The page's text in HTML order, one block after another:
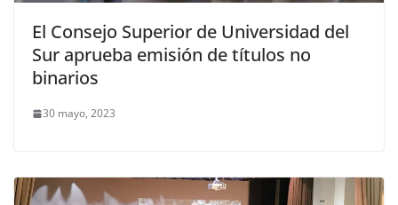
El Consejo Superior de Universidad del
Sur aprueba emisión de títulos no
binarios
30 mayo, 2023